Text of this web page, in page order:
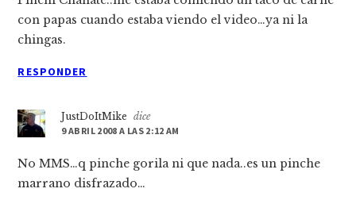
con papas cuando estaba viendo el video…ya ni la
chingas.
RESPONDER
JustDoItMike
dice
9 ABRIL 2008 A LAS 2:12 AM
No MMS…q pinche gorila ni que nada..es un pinche
marrano disfrazado…